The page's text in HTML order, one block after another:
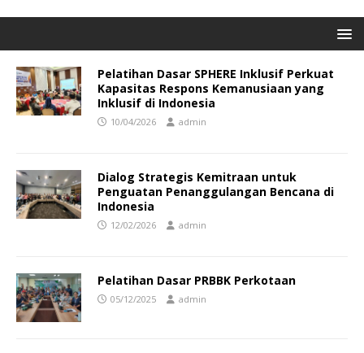
Pelatihan Dasar SPHERE Inklusif Perkuat
Kapasitas Respons Kemanusiaan yang
Inklusif di Indonesia
10/04/2026 admin
Dialog Strategis Kemitraan untuk
Penguatan Penanggulangan Bencana di
Indonesia
12/02/2026 admin
Pelatihan Dasar PRBBK Perkotaan
05/12/2025 admin